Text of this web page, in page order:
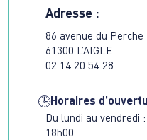
Adresse :
86 avenue du Perche
61300 L’AIGLE
02 14 20 54 28
🕒Horaires
Du lundi au vendredi
18h00